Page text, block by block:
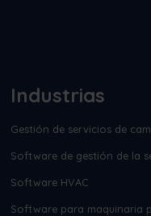
Industrias
Gestión de servicios de
Software de gestión de la
Software HVAC
Software para maquinaria